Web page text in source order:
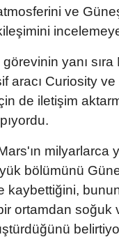
ve
yanı sıra
aracı Curiosity ve
de iletişim
milyarlarca
bölümünü
kaybettiğini,
ortamdan soğuk